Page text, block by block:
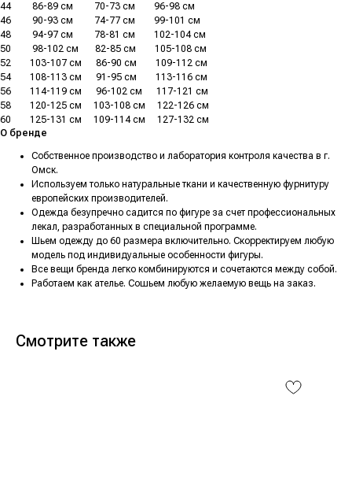
44......... 86-89 см 70-73 см
96-98 см
46
90-93 см 74-77 см
99-101 см
48
94-97 см 78-81 см
102-104 см
50
98-102 см 82-85 см
105-108 см
52
103-107 см 86-90 см
109-112 см
54........ 108-113 см 91-95 см
113-116 см
56
114-119 см 96-102 см
117-121 см
58
120-125 см 103-108 см
122-126 см
60
125-131 см 109-114 см
127-132 см
О бренде
Собственное производство и лаборатория контроля качества в г.
Омск.
Используем только натуральные ткани и качественную фурнитуру
европейских производителей.
Одежда безупречно садится по фигуре за счет профессиональных
лекал, разработанных в специальной программе.
Шьем одежду до 60 размера включительно. Скорректируем любую
модель под индивидуальные особенности фигуры.
Все вещи бренда легко комбинируются и сочетаются между собой.
Работаем как ателье. Сошьем любую желаемую вещь на заказ.
Смотрите также